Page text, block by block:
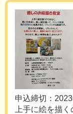
申込締切：
上手に絵を描